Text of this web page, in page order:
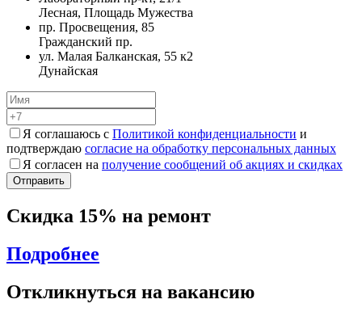
Лесная, Площадь Мужества
пр. Просвещения, 85
Гражданский пр.
ул. Малая Балканская, 55 к2
Дунайская
Я соглашаюсь с Политикой конфиденциальности и
подтверждаю согласие на обработку персональных данных
Я согласен на получение сообщений об акциях и скидках
Скидка 15% на ремонт
Подробнее
Откликнуться на вакансию